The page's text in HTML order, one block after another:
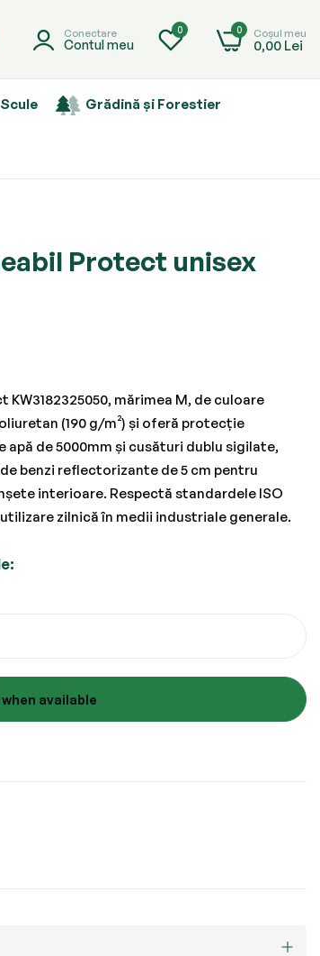
Conectare
Contul meu
0 0 Coșul meu
0,00 Lei
Grădină și Forestier
Protect unisex
mărimea M, de culoare
(190 g/m²) și oferă protecție
de 5000mm și cusături dublu sigilate,
benzi reflectorizante de 5 cm pentru
interioare. Respectă standardele ISO
utilizare zilnică în medii industriale generale.
available